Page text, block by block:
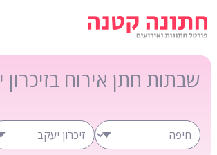
שבתות חתן אירוח בזיכרון